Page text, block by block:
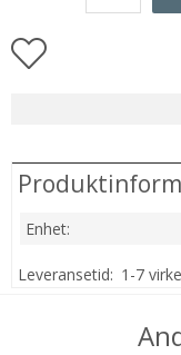
Enhet:
Leveransetid: 1-7